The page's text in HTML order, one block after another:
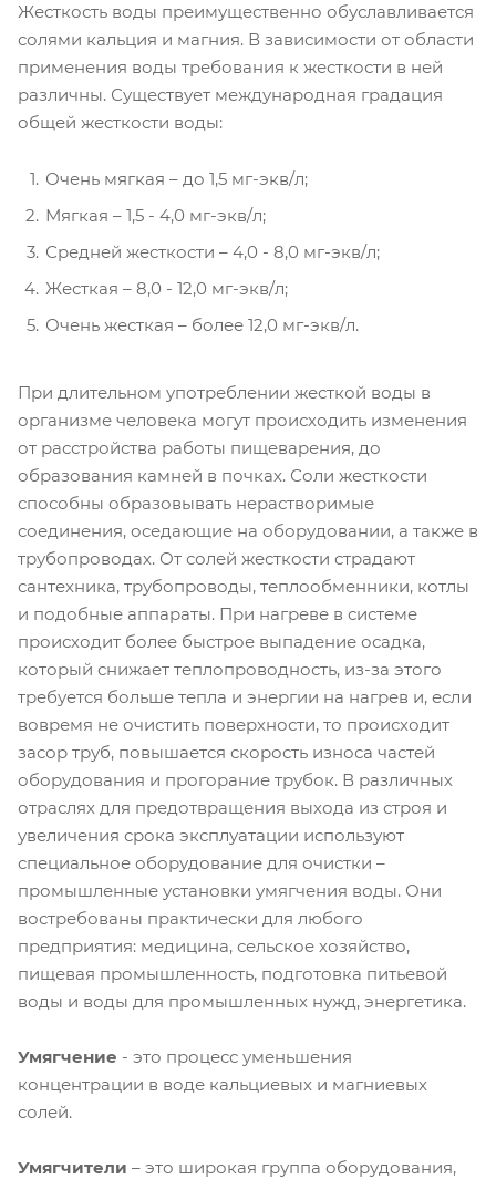
Жесткость воды преимущественно обуславливается
солями кальция и магния. В зависимости от области
применения воды требования к жесткости в ней
различны. Существует международная градация
общей жесткости воды:
Очень мягкая – до 1,5 мг-экв/л;
Мягкая – 1,5 - 4,0 мг-экв/л;
Средней жесткости – 4,0 - 8,0 мг-экв/л;
Жесткая – 8,0 - 12,0 мг-экв/л;
Очень жесткая – более 12,0 мг-экв/л.
При длительном употреблении жесткой воды в
организме человека могут происходить изменения
от расстройства работы пищеварения, до
образования камней в почках. Соли жесткости
способны образовывать нерастворимые
соединения, оседающие на оборудовании, а также в
трубопроводах. От солей жесткости страдают
сантехника, трубопроводы, теплообменники, котлы
и подобные аппараты. При нагреве в системе
происходит более быстрое выпадение осадка,
который снижает теплопроводность, из-за этого
требуется больше тепла и энергии на нагрев и, если
вовремя не очистить поверхности, то происходит
засор труб, повышается скорость износа частей
оборудования и прогорание трубок. В различных
отраслях для предотвращения выхода из строя и
увеличения срока эксплуатации используют
специальное оборудование для очистки –
промышленные установки умягчения воды. Они
востребованы практически для любого
предприятия: медицина, сельское хозяйство,
пищевая промышленность, подготовка питьевой
воды и воды для промышленных нужд, энергетика.
Умягчение - это процесс уменьшения
концентрации в воде кальциевых и магниевых
солей.
Умягчители – это широкая группа оборудования,